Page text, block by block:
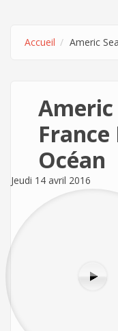
Accueil Americ
Americ
Océan
Jeudi 14 avril 2016